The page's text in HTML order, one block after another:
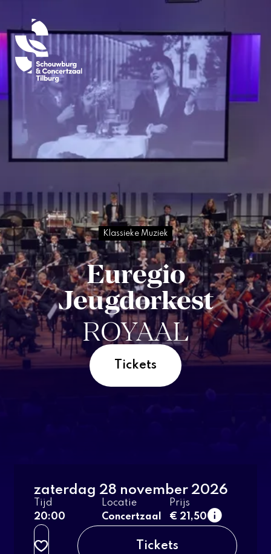
Klassieke Muziek
Euregio
Jeugdorkest
ROYAAL
Tickets
zaterdag 28 november 2026
Tijd
20:00
Locatie
Concertzaal
Prijs
€ 21,50
normaal
t/m 26 jaar
2e rang
normaal
t/m 26 jaar
Tickets